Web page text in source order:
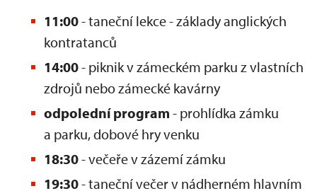
11:00- taneční lekce - základy anglických
kontratanců
14:00- piknik v zámeckém parku z vlastních
zdrojů nebo zámecké kavárny
odpolední program - prohlídka zámku
a parku, dobové hry venku
18:30- večeře v zázemí zámku
19:30- taneční večer v nádherném hlavním